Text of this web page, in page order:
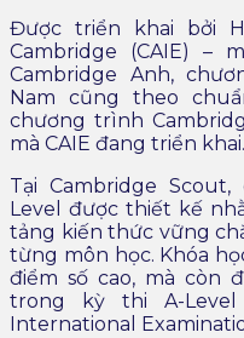
Được triển khai bởi
Cambridge (CAIE) –
Cambridge Anh,
Nam cũng theo
chương trình
mà CAIE đang triển khai.
Tại Cambridge
Level được thiết kế
tảng kiến thức vững
từng môn học. Khóa
điểm số cao, mà còn
trong kỳ thi A-Level
International